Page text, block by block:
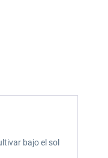
bajo el sol